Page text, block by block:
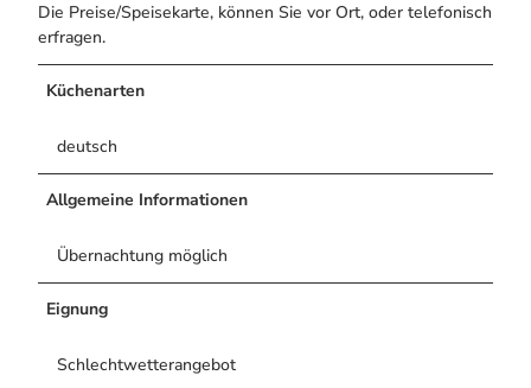
Die Preise/Speisekarte, können Sie vor Ort, oder telefonisch
erfragen.
Küchenarten
deutsch
Allgemeine Informationen
Übernachtung möglich
Eignung
Schlechtwetterangebot